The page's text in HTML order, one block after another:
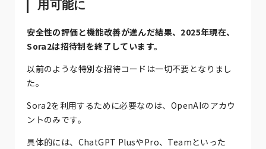
用可能に
安全性の評価と機能改善が進んだ結果、2025年現在、
Sora2は招待制を終了しています。
以前のような特別な招待コードは一切不要となりまし
た。
Sora2を利用するために必要なのは、OpenAIのアカウ
ントのみです。
具体的には、ChatGPT PlusやPro、Teamといった